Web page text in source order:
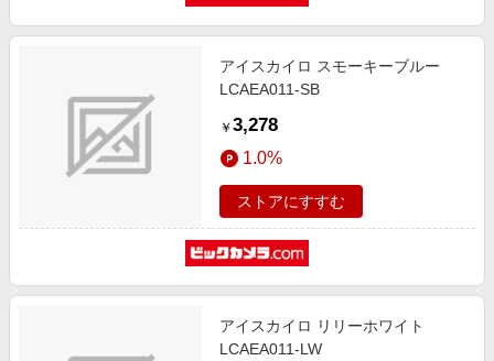
アイスカイロ スモーキーブルー
LCAEA011-SB
￥ 3,278
1.0%
ストアにすすむ
アイスカイロ リリーホワイト
LCAEA011-LW